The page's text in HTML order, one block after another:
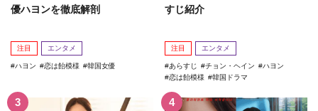
優ハヨンを徹底解剖
注目 エンタメ
ハヨン 恋は飴模様 韓国女優
すじ紹介
注目 エンタメ
あらすじ チョン・ヘイン
ハヨン
恋は飴模様
韓国ドラマ